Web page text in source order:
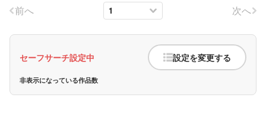
前へ 次へ
セーフサーチ設定中 設定を変更する
非表示になっている作品数